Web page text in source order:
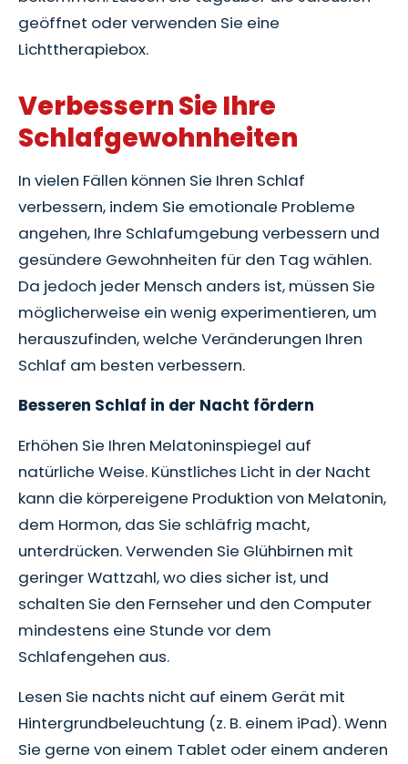
geöffnet oder verwenden Sie eine
Lichttherapiebox.
Verbessern Sie Ihre
Schlafgewohnheiten
In vielen Fällen können Sie Ihren Schlaf
verbessern, indem Sie emotionale Probleme
angehen, Ihre Schlafumgebung verbessern und
gesündere Gewohnheiten für den Tag wählen.
Da jedoch jeder Mensch anders ist, müssen Sie
möglicherweise ein wenig experimentieren, um
herauszufinden, welche Veränderungen Ihren
Schlaf am besten verbessern.
Besseren Schlaf in der Nacht fördern
Erhöhen Sie Ihren Melatoninspiegel auf
natürliche Weise. Künstliches Licht in der Nacht
kann die körpereigene Produktion von Melatonin,
dem Hormon, das Sie schläfrig macht,
unterdrücken. Verwenden Sie Glühbirnen mit
geringer Wattzahl, wo dies sicher ist, und
schalten Sie den Fernseher und den Computer
mindestens eine Stunde vor dem
Schlafengehen aus.
Lesen Sie nachts nicht auf einem Gerät mit
Hintergrundbeleuchtung (z. B. einem iPad). Wenn
Sie gerne von einem Tablet oder einem anderen